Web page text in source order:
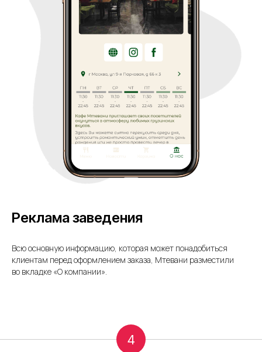
Реклама заведения
Всю основную информацию, которая может понадобиться
клиентам перед оформлением заказа, Мтевани разместили
во вкладке «О компании».
4